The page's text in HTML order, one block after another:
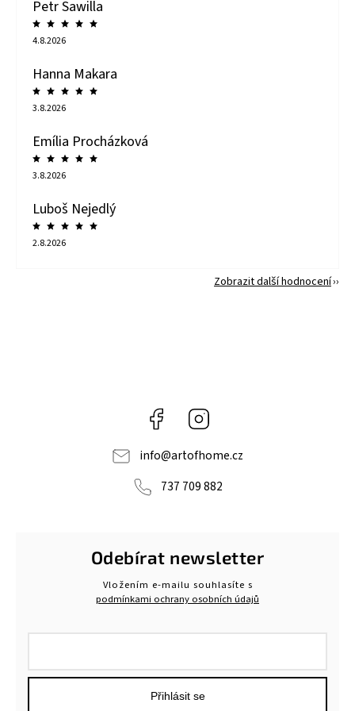
Petr Sawilla
4.8.2026
Hanna Makara
3.8.2026
Emília Procházková
3.8.2026
Luboš Nejedlý
2.8.2026
Zobrazit další hodnocení
Facebook
info@artofhome.cz
737 709 882
Odebírat newsletter
Vložením e-mailu souhlasíte s
podmínkami ochrany osobních údajů
Přihlásit se